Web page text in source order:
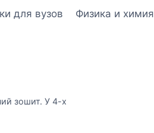
для вузов Физика и химия
зошит. У 4-х